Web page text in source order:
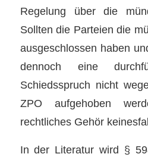
Regelung über die
Sollten die Parteien die
ausgeschlossen haben
dennoch eine
Schiedsspruch nicht
ZPO aufgehoben
rechtliches Gehör
In der Literatur wird §